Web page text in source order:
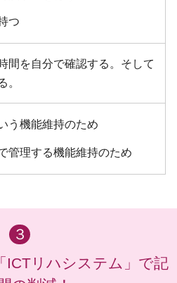
つ
間を自分で確認する。そして
。
う機能維持のため
管理する機能維持のため
３
ICTリハシステム」で記